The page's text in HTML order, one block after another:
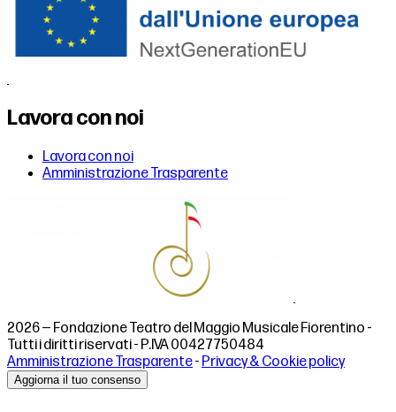
Lavora con noi
Lavora con noi
Amministrazione Trasparente
2026 — Fondazione Teatro del Maggio Musicale Fiorentino -
Tutti i diritti riservati - P.IVA 00427750484
Amministrazione Trasparente- Privacy & Cookie policy
Aggiorna il tuo consenso